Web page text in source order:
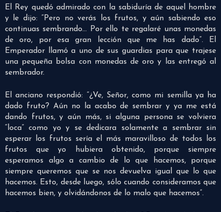
El Rey quedó admirado con la sabiduría de aquel hombre
y le dijo: “Pero no verás los frutos, y aún sabiendo eso
continuas sembrando… Por ello te regalaré unas monedas
de oro, por esa gran lección que me has dado”. El
Emperador llamó a uno de sus guardias para que trajese
una pequeña bolsa con monedas de oro y las entregó al
sembrador.
El anciano respondió: “¿Ve, Señor, como mi semilla ya ha
dado fruto? Aún no la acabo de sembrar y ya me está
dando frutos, y aún más, si alguna persona se volviera
“loca” como yo y se dedicara solamente a sembrar sin
esperar los frutos sería el más maravilloso de todos los
frutos que yo hubiera obtenido, porque siempre
esperamos algo a cambio de lo que hacemos, porque
siempre queremos que se nos devuelva igual que lo que
hacemos. Esto, desde luego, sólo cuando consideramos que
hacemos bien, y olvidándonos de lo malo que hacemos”.